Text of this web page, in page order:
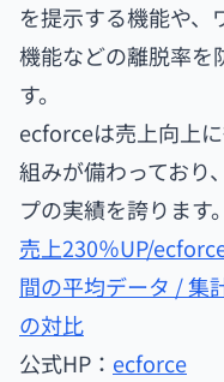
を提示する機能や、
機能などの離脱率を
す。
ecforceは売上向上
組みが備わっており
プの実績を誇ります。
売上230％UP/
間の平均データ / 集
の対比
公式HP： ecforce